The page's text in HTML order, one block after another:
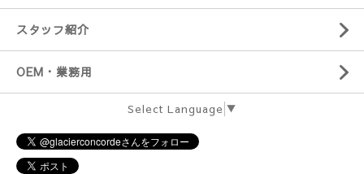
スタッフ紹介
OEM・業務用
Select Language ▼